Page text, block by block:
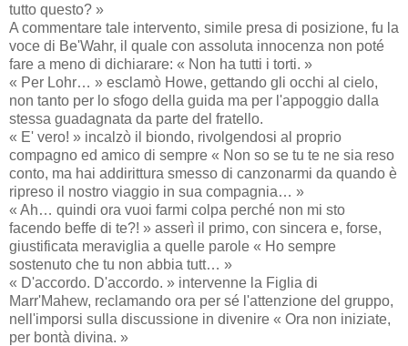
tutto questo? »
A commentare tale intervento, simile presa di posizione, fu la
voce di Be'Wahr, il quale con assoluta innocenza non poté
fare a meno di dichiarare: « Non ha tutti i torti. »
« Per Lohr… » esclamò Howe, gettando gli occhi al cielo,
non tanto per lo sfogo della guida ma per l'appoggio dalla
stessa guadagnata da parte del fratello.
« E' vero! » incalzò il biondo, rivolgendosi al proprio
compagno ed amico di sempre « Non so se tu te ne sia reso
conto, ma hai addirittura smesso di canzonarmi da quando è
ripreso il nostro viaggio in sua compagnia… »
« Ah… quindi ora vuoi farmi colpa perché non mi sto
facendo beffe di te?! » asserì il primo, con sincera e, forse,
giustificata meraviglia a quelle parole « Ho sempre
sostenuto che tu non abbia tutt… »
« D'accordo. D'accordo. » intervenne la Figlia di
Marr'Mahew, reclamando ora per sé l'attenzione del gruppo,
nell'imporsi sulla discussione in divenire « Ora non iniziate,
per bontà divina. »